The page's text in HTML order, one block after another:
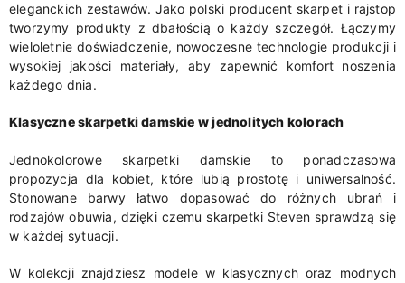
eleganckich zestawów. Jako polski producent skarpet i rajstop
tworzymy produkty z dbałością o każdy szczegół. Łączymy
wieloletnie doświadczenie, nowoczesne technologie produkcji i
wysokiej jakości materiały, aby zapewnić komfort noszenia
każdego dnia.
Klasyczne skarpetki damskie w jednolitych kolorach
Jednokolorowe skarpetki damskie to ponadczasowa
propozycja dla kobiet, które lubią prostotę i uniwersalność.
Stonowane barwy łatwo dopasować do różnych ubrań i
rodzajów obuwia, dzięki czemu skarpetki Steven sprawdzą się
w każdej sytuacji.
W kolekcji znajdziesz modele w klasycznych oraz modnych